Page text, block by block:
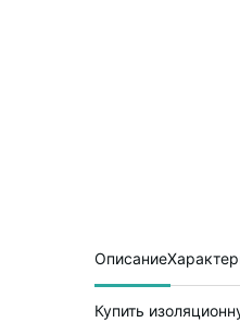
Описание
Купить